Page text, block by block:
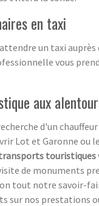
en taxi
un taxi
vous
aux
d'un
Lot et Garonne ou
touristiques
de monuments
tout notre savoir-
sur nos prestations